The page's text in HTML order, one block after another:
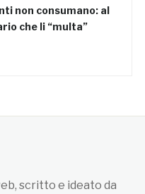
non consumano: al
che li “multa”
scritto e ideato da